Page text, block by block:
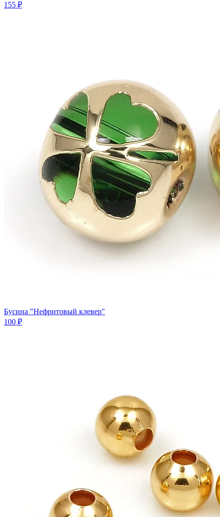
155 ₽
Бусина "Нефритовый клевер"
100 ₽